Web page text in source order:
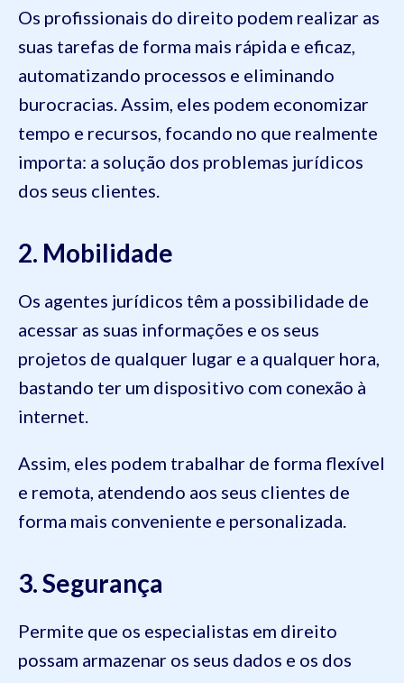
Os profissionais do direito podem realizar as
suas tarefas de forma mais rápida e eficaz,
automatizando processos e eliminando
burocracias. Assim, eles podem economizar
tempo e recursos, focando no que realmente
importa: a solução dos problemas jurídicos
dos seus clientes.
2. Mobilidade
Os agentes jurídicos têm a possibilidade de
acessar as suas informações e os seus
projetos de qualquer lugar e a qualquer hora,
bastando ter um dispositivo com conexão à
internet.
Assim, eles podem trabalhar de forma flexível
e remota, atendendo aos seus clientes de
forma mais conveniente e personalizada.
3. Segurança
Permite que os especialistas em direito
possam armazenar os seus dados e os dos